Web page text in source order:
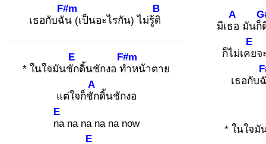
เธอกับฉัน
F#m
(เป็นอะไรกัน) ไม่รู้ดิ
B
* ในใจมันชัก
E
ดิ้นชักงอ ทำ
F#m
หน้าตาย
แต่ใจก็ชัก
A
ดิ้นชักงอ
na
E
na na na na now
E
มีเธอ
A
มันก็
ก็ไม่เคย
E
จ
เธอกับ
* ในใจมั